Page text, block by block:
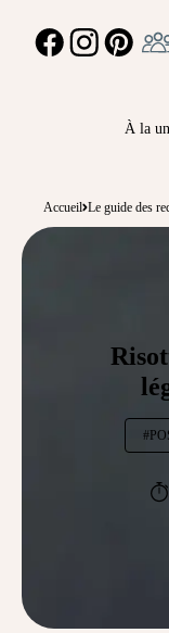
FACEBOOKINSTAGRAMPINTEREST
À la
Accueil Le guide des